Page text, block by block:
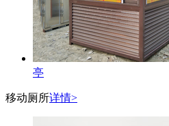
亭
移动厕所详情>